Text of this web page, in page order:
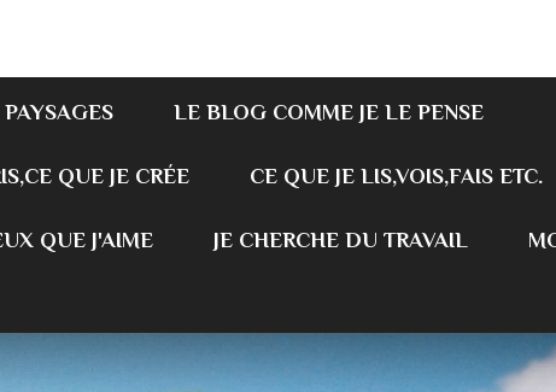
LE BLOG COMME JE LE PENSE
QUE JE CRÉE CE QUE JE LIS,VOIS,FAIS ETC.
QUE J'AIME JE CHERCHE DU TRAVAIL